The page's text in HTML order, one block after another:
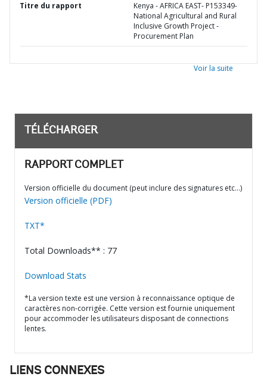
Titre du rapport
Kenya - AFRICA EAST- P153349-
National Agricultural and Rural
Inclusive Growth Project -
Procurement Plan
Voir la suite
TÉLÉCHARGER
RAPPORT COMPLET
Version officielle du document (peut inclure des signatures etc…)
Version officielle (PDF)
TXT*
Total Downloads** : 77
Download Stats
*La version texte est une version à reconnaissance optique de
caractères non-corrigée. Cette version est fournie uniquement
pour accommoder les utilisateurs disposant de connections
lentes.
LIENS CONNEXES